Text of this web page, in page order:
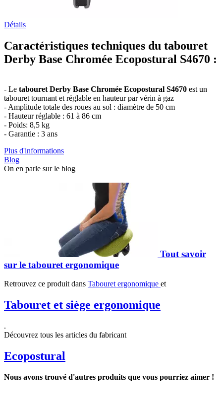
Détails
Caractéristiques techniques du tabouret
Derby Base Chromée Ecopostural S4670 :
- Le tabouret Derby Base Chromée Ecopostural S4670 est un
tabouret tournant et réglable en hauteur par vérin à gaz
- Amplitude totale des roues au sol : diamètre de 50 cm
- Hauteur réglable : 61 à 86 cm
- Poids: 8,5 kg
- Garantie : 3 ans
Plus d'informations
Blog
On en parle sur le blog
Tout savoir
sur le tabouret ergonomique
Retrouvez ce produit dans Tabouret ergonomique et
Tabouret et siège ergonomique
.
Découvrez tous les articles du fabricant
Ecopostural
Nous avons trouvé d'autres produits que vous pourriez aimer !